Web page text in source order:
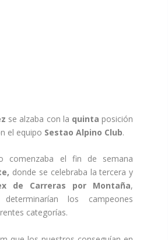
se alzaba con la quinta posición
el equipo Sestao Alpino Club.
comenzaba el fin de semana
donde se celebraba la tercera y
de Carreras por Montaña,
los campeones
categorías.